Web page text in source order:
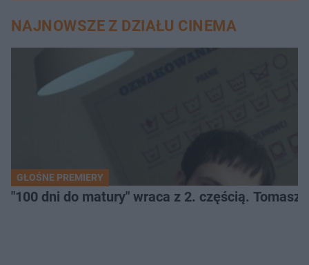
NAJNOWSZE Z DZIAŁU CINEMA
GŁOŚNE PREMIERY
"100 dni do matury" wraca z 2. częścią.